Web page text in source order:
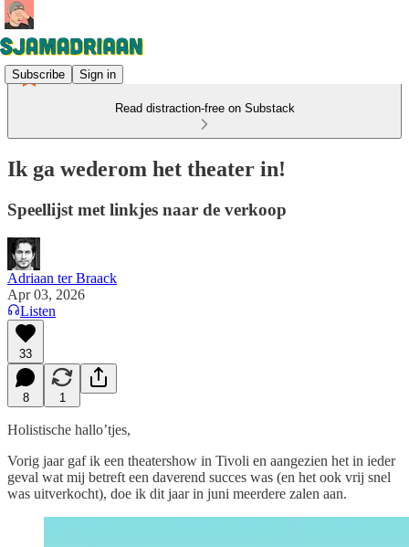
Subscribe Sign in
Read distraction-free on Substack
Ik ga wederom het theater in!
Speellijst met linkjes naar de verkoop
Adriaan ter Braack
Apr 03, 2026
Listen
33
8 1
Holistische hallo’tjes,
Vorig jaar gaf ik een theatershow in Tivoli en aangezien het in ieder
geval wat mij betreft een daverend succes was (en het ook vrij snel
was uitverkocht), doe ik dit jaar in juni meerdere zalen aan.